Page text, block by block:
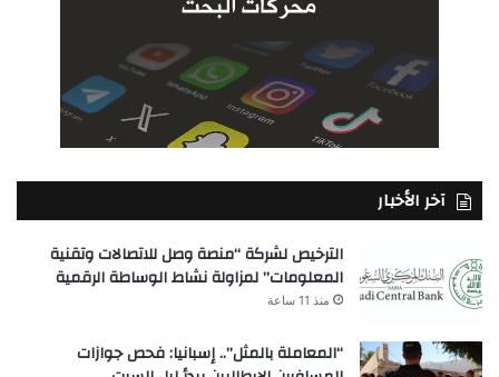
آخر الأخبار
الترخيص لشركة “منصة وصل للاتصالات وتقنية
المعلومات” لمزاولة نشاط الوساطة الرقمية
منذ 11 ساعة
“المعاملة بالمثل”.. إسبانيا: فحص جوازات